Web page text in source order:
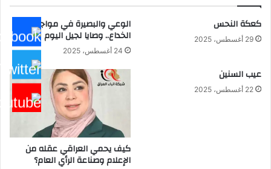
كعكة النحس
29 أغسطس، 2025
الوعي والبصيرة في مواجهة
الخداع.. وصايا لجيل اليوم
24 أغسطس، 2025
عيب السنين
22 أغسطس، 2025
كيف يحمي العراقي عقله من
الإعلام وصناعة الرأي العام؟